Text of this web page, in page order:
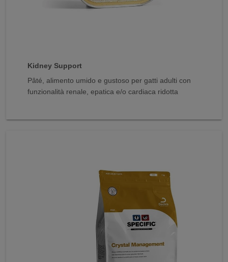
Kidney Support
Pâté, alimento umido e gustoso per gatti adulti con
funzionalità renale, epatica e/o cardiaca ridotta